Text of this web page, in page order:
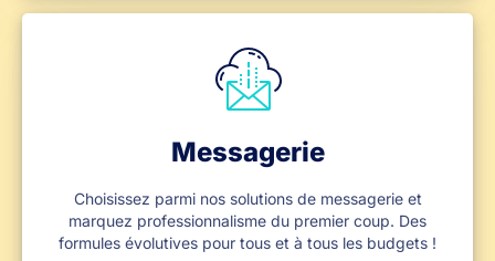
Messagerie
Choisissez parmi nos solutions de messagerie et
marquez professionnalisme du premier coup. Des
formules évolutives pour tous et à tous les budgets !